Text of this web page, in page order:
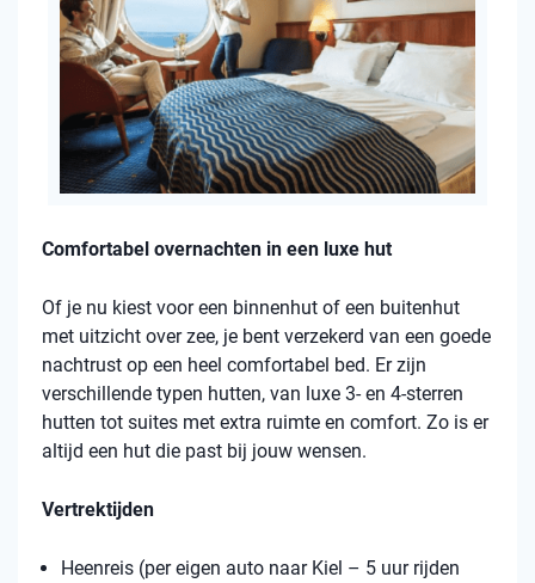
Comfortabel overnachten in een luxe hut
Of je nu kiest voor een binnenhut of een buitenhut
met uitzicht over zee, je bent verzekerd van een goede
nachtrust op een heel comfortabel bed. Er zijn
verschillende typen hutten, van luxe 3- en 4-sterren
hutten tot suites met extra ruimte en comfort. Zo is er
altijd een hut die past bij jouw wensen.
Vertrektijden
Heenreis (per eigen auto naar Kiel – 5 uur rijden